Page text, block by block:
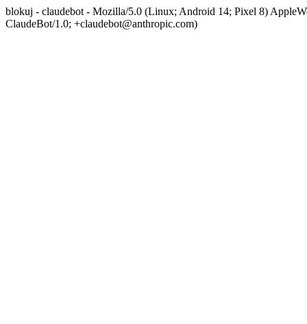
blokuj - claudebot - Mozilla/5.0 (Linux; Android 14; Pixel 8)
ClaudeBot/1.0; +claudebot@anthropic.com)